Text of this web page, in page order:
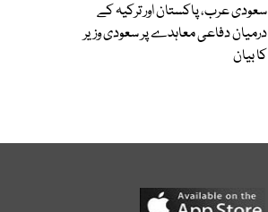
سعودی عرب، پاکستان اور ترکیہ کے
درمیان دفاعی معاہدے پر سعودی وزیر
کا بیان